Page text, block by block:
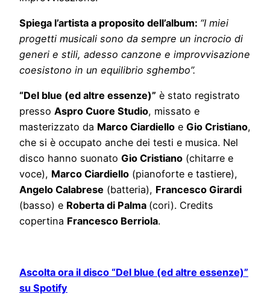
Spiega l’artista a proposito dell’album: “I miei
progetti musicali sono da sempre un incrocio di
generi e stili, adesso canzone e improvvisazione
coesistono in un equilibrio sghembo”.
“Del blue (ed altre essenze)” è stato registrato
presso Aspro Cuore Studio, missato e
masterizzato da Marco Ciardiello e Gio Cristiano,
che si è occupato anche dei testi e musica. Nel
disco hanno suonato Gio Cristiano (chitarre e
voce), Marco Ciardiello (pianoforte e tastiere),
Angelo Calabrese (batteria), Francesco Girardi
(basso) e Roberta di Palma (cori). Credits
copertina Francesco Berriola.
Ascolta ora il disco “Del blue (ed altre essenze)”
su Spotify